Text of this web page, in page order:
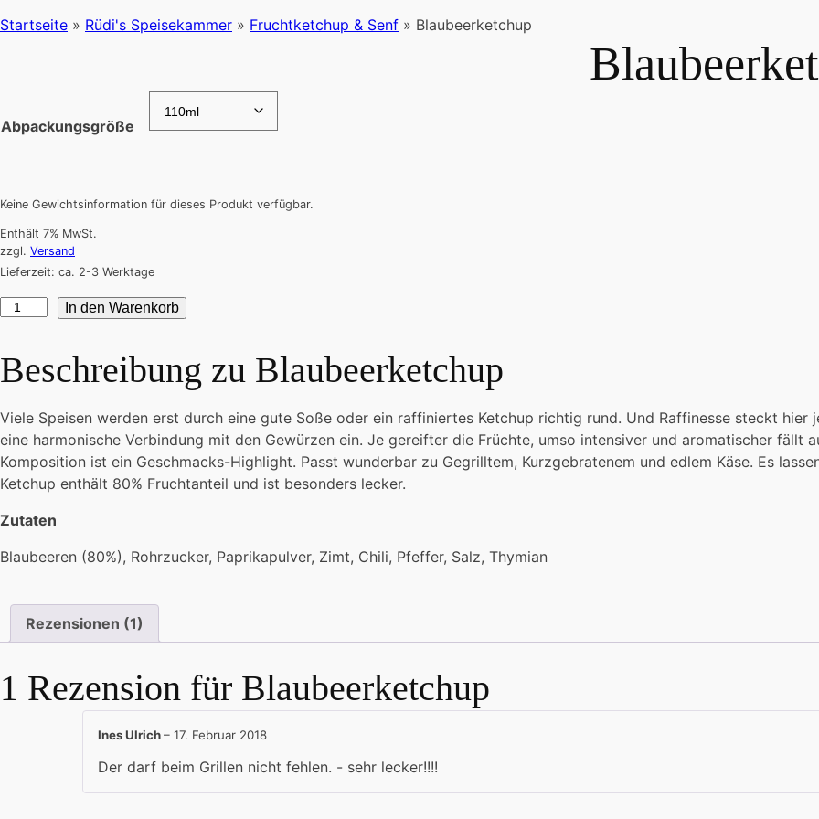
Startseite » Rüdi's Speisekammer » Fruchtketchup & Senf » Blaubeerketchup
Abpackungsgröße
Keine Gewichtsinformation für dieses Produkt verfügbar.
Enthält 7% MwSt.
zzgl. Versand
Lieferzeit: ca. 2-3 Werktage
BlaubeerketchupIn den Warenkorb
Beschreibung zu Blaubeerketchup
Viele Speisen werden erst durch eine gute Soße oder ein raffiniertes Ketchup richtig rund. Und Raffinesse steckt
eine harmonische Verbindung mit den Gewürzen ein. Je gereifter die Früchte, umso intensiver und aromatischer fällt
Komposition ist ein Geschmacks-Highlight. Passt wunderbar zu Gegrilltem, Kurzgebratenem und edlem Käse. Es
Ketchup enthält 80% Fruchtanteil und ist besonders lecker.
Zutaten
Blaubeeren (80%), Rohrzucker, Paprikapulver, Zimt, Chili, Pfeffer, Salz, Thymian
Rezensionen (1)
1 Rezension für Blaubeerketchup
Ines Ulrich– 17. Februar 2018
Der darf beim Grillen nicht fehlen. - sehr lecker!!!!